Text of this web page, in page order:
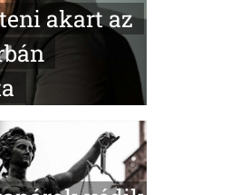
akart az